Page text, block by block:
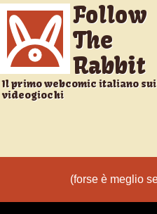
Follow
The
Rabbit
Il primo webcomic italiano sui
videogiochi